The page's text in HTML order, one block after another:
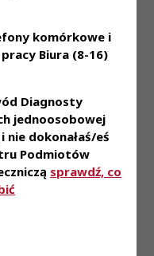
komórkowe i
Biura (8-16)
Diagnosty
jednoosobowej
nie dokonałaś/eś
Podmiotów
sprawdź, co
wahania, dbając o
zawodu
Twoje analityczne
dla jakości